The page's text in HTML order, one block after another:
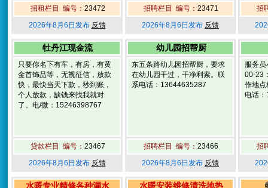
招租栏目 编号： 23472
2026年8月6日发布 反馈
招聘栏目 编号： 23471
2026年8月6日发布 反馈
招
牡丹江现金流
只要你名下有车，有房，有黄
金首饰品等，无视征信，放款
快，最快当天下款，秒到账，
个人放款，缺钱来找我就对
了。电/微：15246398767
贷款栏目 编号： 23467
2026年8月6日发布 反馈
幼儿园招帮厨
东五条路幼儿园招帮厨，要求
在幼儿园干过，干净利索。联
系电话：13644635287
招聘栏目 编号： 23466
2026年8月6日发布 反馈
服务
00-23
作地点
电话
招
水暖专业精修各种漏水 水暖安装维修清洗地热